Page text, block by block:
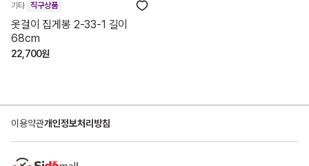
기타 직구상품
옷걸이 집게봉 2-33-1 길이
68cm
22,700원
이용약관개인정보처리방침